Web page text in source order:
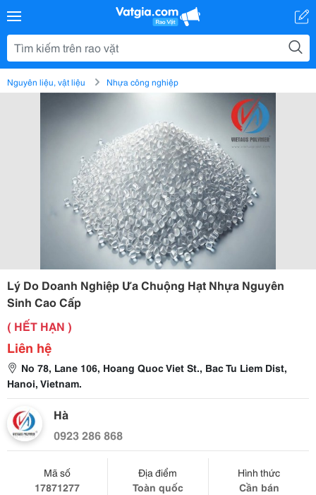
Nguyên liệu, vật liệu Nhựa công nghiệp
Lý Do Doanh Nghiệp Ưa Chuộng Hạt Nhựa Nguyên
Sinh Cao Cấp
( HẾT HẠN )
Liên hệ
No 78, Lane 106, Hoang Quoc Viet St., Bac Tu Liem Dist,
Hanoi, Vietnam.
Hà
0923 286 868
Mã số
17871277
Địa điểm
Toàn quốc
Hình thức
Cần bán